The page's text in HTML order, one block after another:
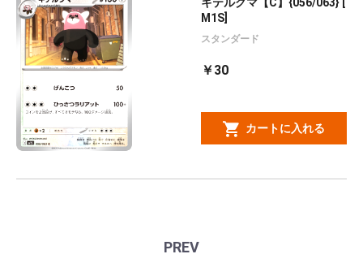
M1S]
スタンダード
￥30
カートに入れる
PREV